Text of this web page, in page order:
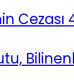
Cezası